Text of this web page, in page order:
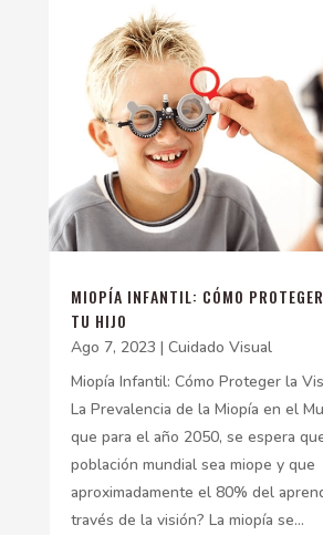
MIOPÍA INFANTIL: CÓMO
TU HIJO
Ago 7, 2023 | Cuidado Visual
Miopía Infantil: Cómo Proteger la
La Prevalencia de la Miopía en el
que para el año 2050, se espera
población mundial sea miope y que
aproximadamente el 80% del
través de la visión? La miopía se...